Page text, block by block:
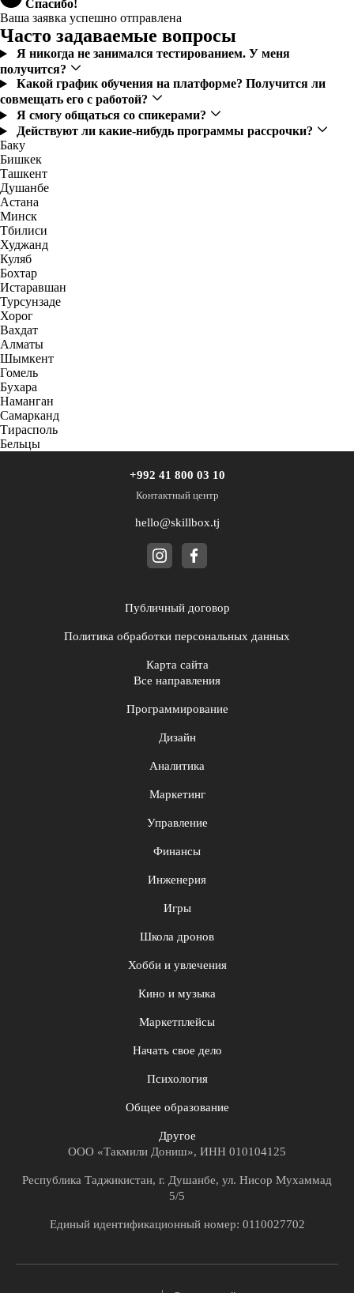
Спасибо!
Ваша заявка успешно отправлена
Часто задаваемые вопросы
Я никогда не занимался тестированием. У меня
получится?
Какой график обучения на платформе? Получится ли
совмещать его с работой?
Я смогу общаться со спикерами?
Действуют ли какие-нибудь программы рассрочки?
Баку
Бишкек
Ташкент
Душанбе
Астана
Минск
Тбилиси
Худжанд
Куляб
Бохтар
Истаравшан
Турсунзаде
Хорог
Вахдат
Алматы
Шымкент
Гомель
Бухара
Наманган
Самарканд
Тирасполь
Бельцы
+992 41 800 03 10
Контактный центр
hello@skillbox.tj
Публичный договор
Политика обработки персональных данных
Карта сайта
Все направления
Программирование
Дизайн
Аналитика
Маркетинг
Управление
Финансы
Инженерия
Игры
Школа дронов
Хобби и увлечения
Кино и музыка
Маркетплейсы
Начать свое дело
Психология
Общее образование
Другое
ООО «Такмили Дониш», ИНН 010104125
Республика Таджикистан, г. Душанбе, ул. Нисор Мухаммад
5/5
Единый идентификационный номер: 0110027702